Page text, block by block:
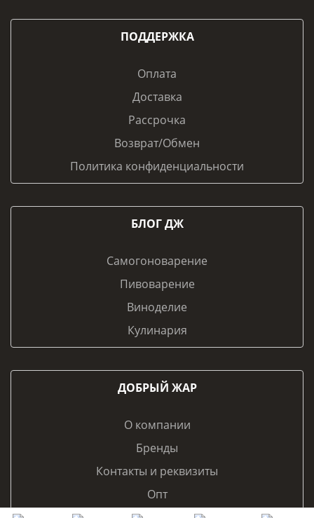
ПОДДЕРЖКА
Оплата
Доставка
Рассрочка
Возврат/Обмен
Политика конфиденциальности
БЛОГ ДЖ
Самогоноварение
Пивоварение
Виноделие
Кулинария
ДОБРЫЙ ЖАР
О компании
Бренды
Контакты и реквизиты
Опт